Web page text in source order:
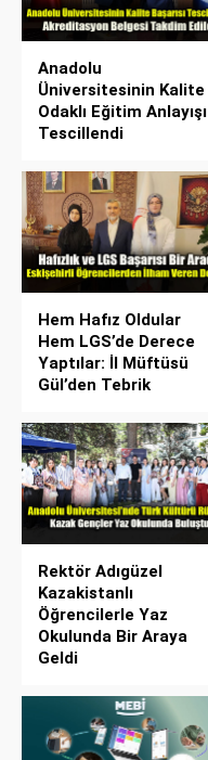
Anadolu
Üniversitesinin Kalite
Odaklı Eğitim Anlayışı
Tescillendi
Hem Hafız Oldular
Hem LGS’de Derece
Yaptılar: İl Müftüsü
Gül’den Tebrik
Rektör Adıgüzel
Kazakistanlı
Öğrencilerle Yaz
Okulunda Bir Araya
Geldi